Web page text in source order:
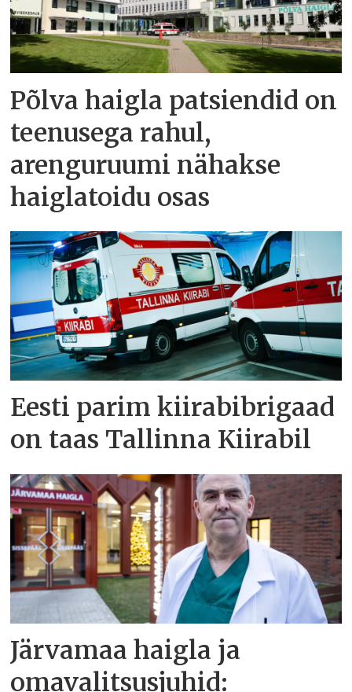
Põlva haigla patsiendid on
teenusega rahul,
arenguruumi nähakse
haiglatoidu osas
Eesti parim kiirabibrigaad
on taas Tallinna Kiirabil
Järvamaa haigla ja
omavalitsusjuhid: